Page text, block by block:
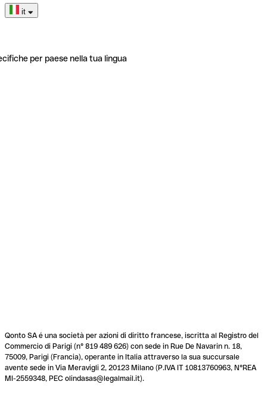
it
per paese nella tua lingua
Qonto SA é una società per azioni di diritto francese, iscritta al Registro del
Commercio di Parigi (n° 819 489 626) con sede in Rue De Navarin n. 18,
75009, Parigi (Francia), operante in Italia attraverso la sua succursale
avente sede in Via Meravigli 2, 20123 Milano (P.IVA IT 10813760963, N°REA
MI-2559348, PEC olindasas@legalmail.it).